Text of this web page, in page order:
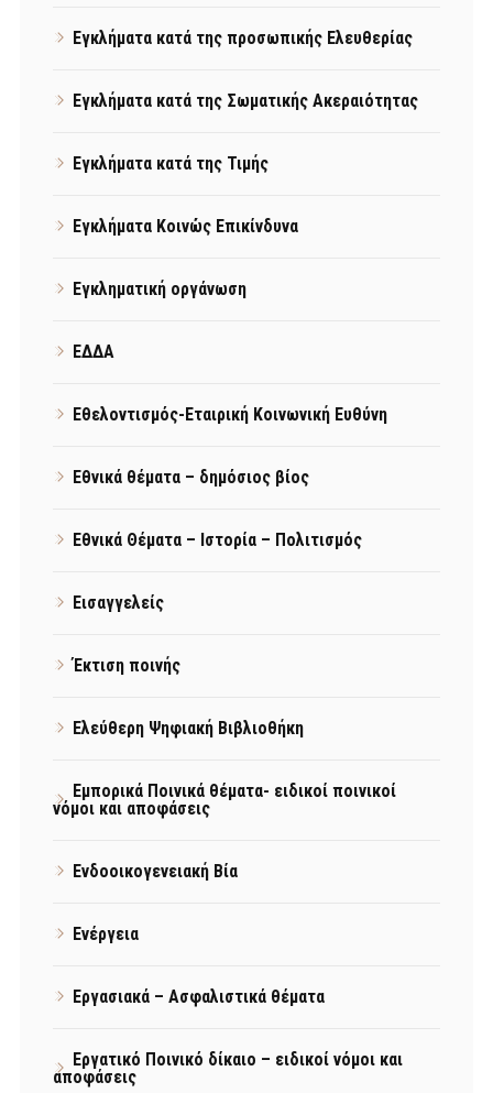
Εγκλήματα κατά της προσωπικής Ελευθερίας
Εγκλήματα κατά της Σωματικής Ακεραιότητας
Εγκλήματα κατά της Τιμής
Εγκλήματα Κοινώς Επικίνδυνα
Εγκληματική οργάνωση
ΕΔΔΑ
Εθελοντισμός-Εταιρική Κοινωνική Ευθύνη
Εθνικά θέματα – δημόσιος βίος
Εθνικά Θέματα – Ιστορία – Πολιτισμός
Εισαγγελείς
Έκτιση ποινής
Ελεύθερη Ψηφιακή Βιβλιοθήκη
Εμπορικά Ποινικά θέματα- ειδικοί ποινικοί
νόμοι και αποφάσεις
Ενδοοικογενειακή Βία
Ενέργεια
Εργασιακά – Ασφαλιστικά θέματα
Εργατικό Ποινικό δίκαιο – ειδικοί νόμοι και
αποφάσεις